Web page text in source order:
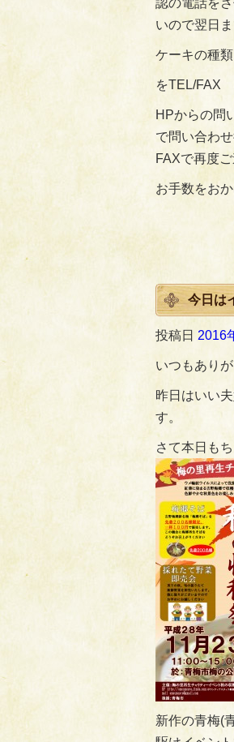
認の電話を
いので翌日
ケーキの種
をTEL/FAX
HPからの問
で問い合わ
FAXで再度ご
お手数をお
今日は
投稿日 2016
いつもあり
昨日はいい
す。
さて本日も
新作の青梅(